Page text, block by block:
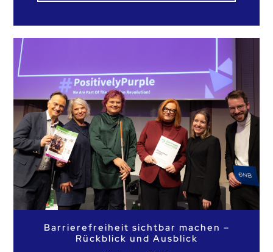
Barrierefreiheit sichtbar machen –
Rückblick und Ausblick